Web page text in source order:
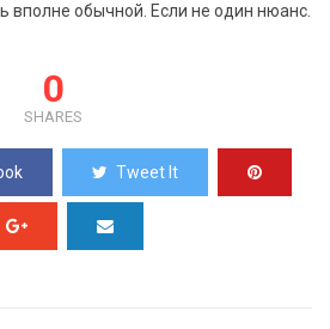
вполне обычной. Если не один нюанс.
0
SHARES
Tweet It